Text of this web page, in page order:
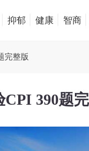
抑郁 健康 智商
完整版
390题